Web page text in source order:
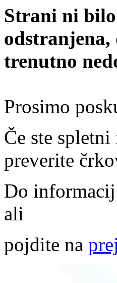
Strani ni
odstranjena,
trenutno
Prosimo
Če ste
preverite
Do
ali
pojdite na